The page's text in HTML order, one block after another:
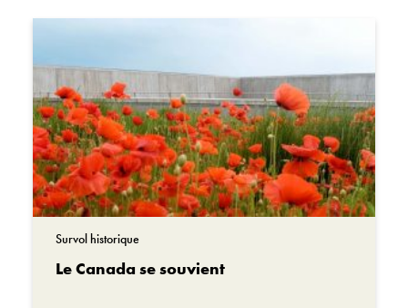
Survol historique
Le Canada se souvient